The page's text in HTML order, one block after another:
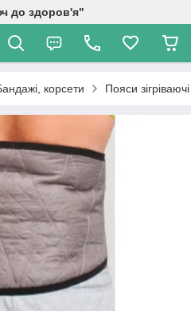
до здоров'я"
корсети Пояси